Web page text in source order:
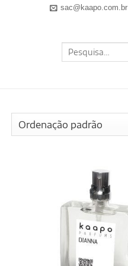
sac@kaapo.com.br
Pesquisar
por: